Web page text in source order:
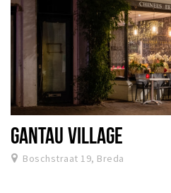
GANTAU VILLAGE
Boschstraat 19, Breda